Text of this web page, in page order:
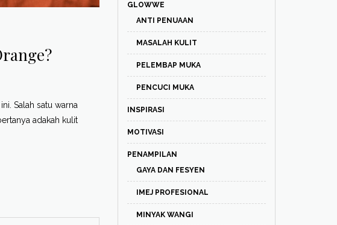
Salah satu warna
adakah kulit
GLOWWE
ANTI PENUAAN
MASALAH KULIT
PELEMBAP MUKA
PENCUCI MUKA
INSPIRASI
MOTIVASI
PENAMPILAN
GAYA DAN FESYEN
IMEJ PROFESIONAL
MINYAK WANGI